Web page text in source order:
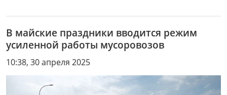
В майские праздники вводится режим
усиленной работы мусоровозов
10:38, 30 апреля 2025